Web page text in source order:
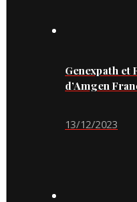
Genexpath et
d’Amgen
13/12/2023